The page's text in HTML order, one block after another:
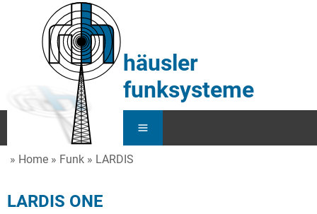
häusler
funksysteme
Home Funk LARDIS
LARDIS ONE